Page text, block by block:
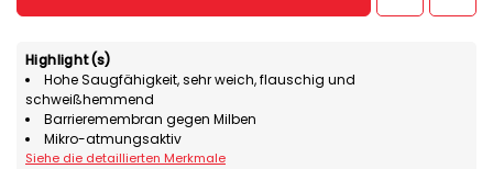
Highlight(s)
Hohe Saugfähigkeit, sehr weich, flauschig und
schweißhemmend
Barrieremembran gegen Milben
Mikro-atmungsaktiv
Siehe die detaillierten Merkmale